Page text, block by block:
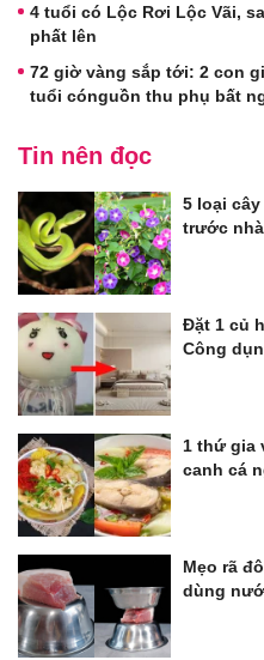
4 tuổi có Lộc Rơi Lộc Vãi,
phất lên
72 giờ vàng sắp tới: 2 con
tuổi cónguồn thu phụ bất
Tin nên đọc
5 loại
trước
Đặt 1 củ
Công
1 thứ gia
canh cá
Mẹo rã
dùng